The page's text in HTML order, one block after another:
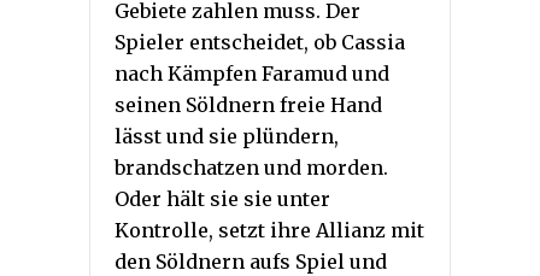
Gebiete zahlen muss. Der
Spieler entscheidet, ob Cassia
nach Kämpfen Faramud und
seinen Söldnern freie Hand
lässt und sie plündern,
brandschatzen und morden.
Oder hält sie sie unter
Kontrolle, setzt ihre Allianz mit
den Söldnern aufs Spiel und